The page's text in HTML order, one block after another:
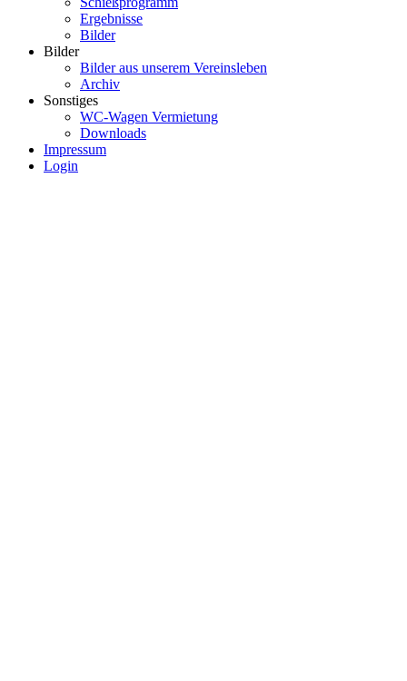
Ergebnisse
Bilder
Bilder
Bilder aus unserem Vereinsleben
Archiv
Sonstiges
WC-Wagen Vermietung
Downloads
Impressum
Login